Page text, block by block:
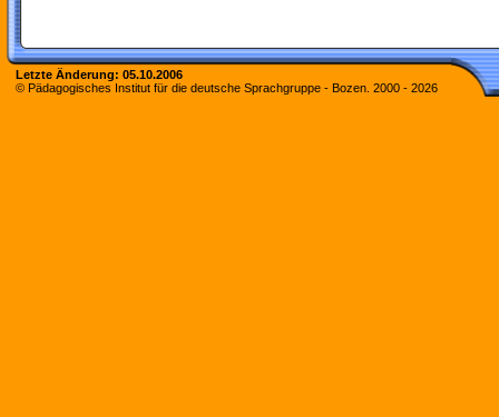
Letzte Änderung: 05.10.2006
© Pädagogisches Institut für die deutsche Sprachgruppe - Bozen. 2000 - 2026